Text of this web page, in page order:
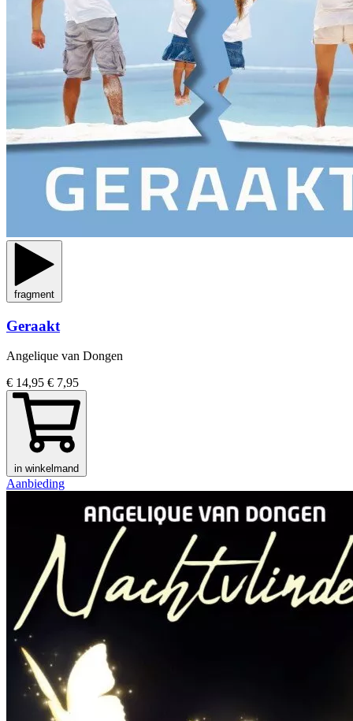
fragment
Geraakt
Angelique van Dongen
€ 14,95 € 7,95
in winkelmand
Aanbieding